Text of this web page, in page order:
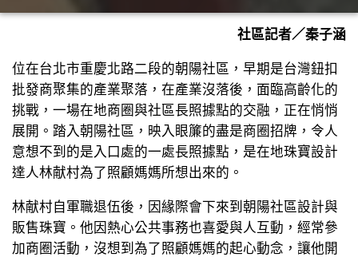
社區記者／秦子涵
位在台北市重慶北路二段的朝陽社區，早期是台灣鈕扣
批發商聚集的產業聚落，在產業沒落後，面臨高齡化的
挑戰，一場在地商圈與社區長照據點的交融，正在悄悄
展開。踏入朝陽社區，映入眼簾的盡是商圈招牌，令人
意想不到的是入口處的一處長照據點，是在地珠寶設計
達人林献村為了照顧媽媽所想出來的。
林献村自軍職退伍後，因緣際會下來到朝陽社區設計與
販售珠寶。他因熱心公共事務也喜愛與人互動，經常參
加商圈活動，沒想到為了照顧媽媽的起心動念，讓他開